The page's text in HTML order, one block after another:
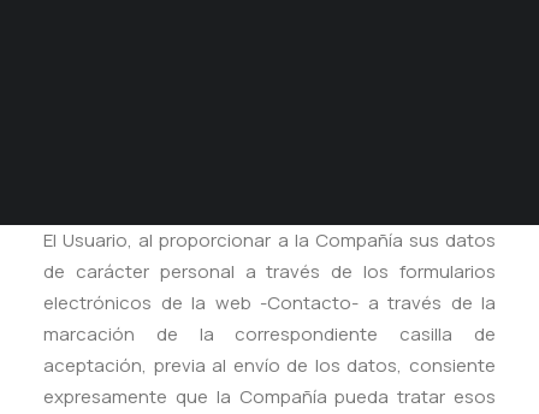
El Usuario, al proporcionar a la Compañía sus datos
de carácter personal a través de los formularios
electrónicos de la web -Contacto- a través de la
marcación de la correspondiente casilla de
aceptación, previa al envío de los datos, consiente
expresamente que la Compañía pueda tratar esos